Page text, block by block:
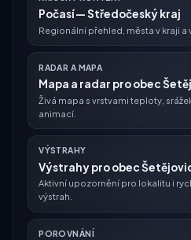
Počasí — Středočeský kraj
Regionální přehled, města v kraji a
RADAR A MAPA
Mapa a radar pro obec
Živá mapa s vrstvami teploty,
animací.
VÝSTRAHY
Výstrahy pro obec
Aktivní upozornění pro lokalitu i
výstrah.
POROVNÁNÍ